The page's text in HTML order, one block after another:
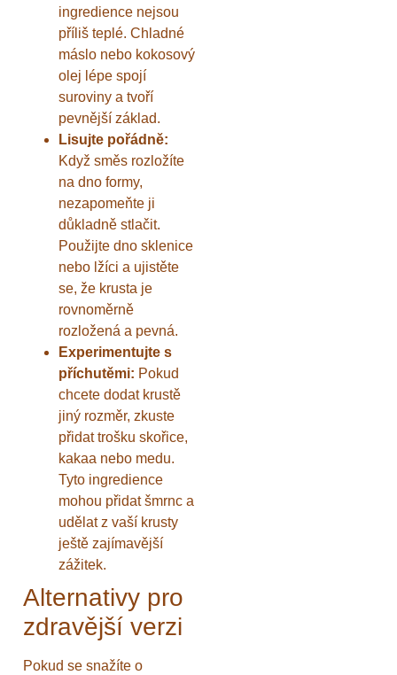
ingredience nejsou
příliš teplé. Chladné
máslo nebo kokosový
olej lépe spojí
suroviny a tvoří
pevnější základ.
Lisujte pořádně:
Když směs rozložíte
na dno formy,
nezapomeňte ji
důkladně stlačit.
Použijte dno sklenice
nebo lžíci a ujistěte
se, že krusta je
rovnoměrně
rozložená a pevná.
Experimentujte s
příchutěmi: Pokud
chcete dodat krustě
jiný rozměr, zkuste
přidat trošku skořice,
kakaa nebo medu.
Tyto ingredience
mohou přidat šmrnc a
udělat z vaší krusty
ještě zajímavější
zážitek.
Alternativy pro
zdravější verzi
Pokud se snažíte o